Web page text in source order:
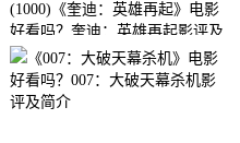
(1000)《奎迪：英雄再起》电影
好看吗？奎迪：英雄再起影评及
简介